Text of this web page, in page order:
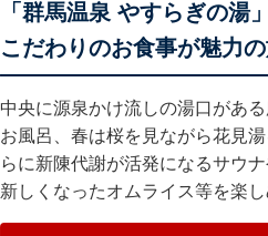
「群馬温泉 やすらぎの湯
こだわりのお食事が魅力
中央に源泉かけ流しの湯口があ
お風呂、春は桜を見ながら花見
らに新陳代謝が活発になるサウ
新しくなったオムライス等を楽し